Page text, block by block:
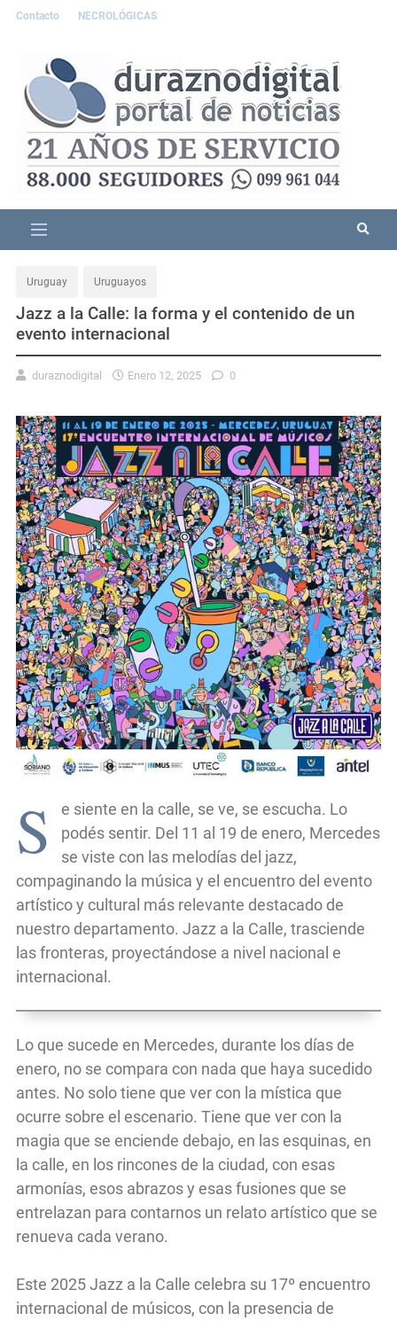
Contacto NECROLÓGICAS
Uruguay Uruguayos
Jazz a la Calle: la forma y el contenido de un
evento internacional
duraznodigital Enero 12, 2025 0
S
e siente en la calle, se ve, se escucha. Lo
podés sentir. Del 11 al 19 de enero, Mercedes
se viste con las melodías del jazz,
compaginando la música y el encuentro del evento
artístico y cultural más relevante destacado de
nuestro departamento. Jazz a la Calle, trasciende
las fronteras, proyectándose a nivel nacional e
internacional.
Lo que sucede en Mercedes, durante los días de
enero, no se compara con nada que haya sucedido
antes. No solo tiene que ver con la mística que
ocurre sobre el escenario. Tiene que ver con la
magia que se enciende debajo, en las esquinas, en
la calle, en los rincones de la ciudad, con esas
armonías, esos abrazos y esas fusiones que se
entrelazan para contarnos un relato artístico que se
renueva cada verano.
Este 2025 Jazz a la Calle celebra su 17º encuentro
internacional de músicos, con la presencia de